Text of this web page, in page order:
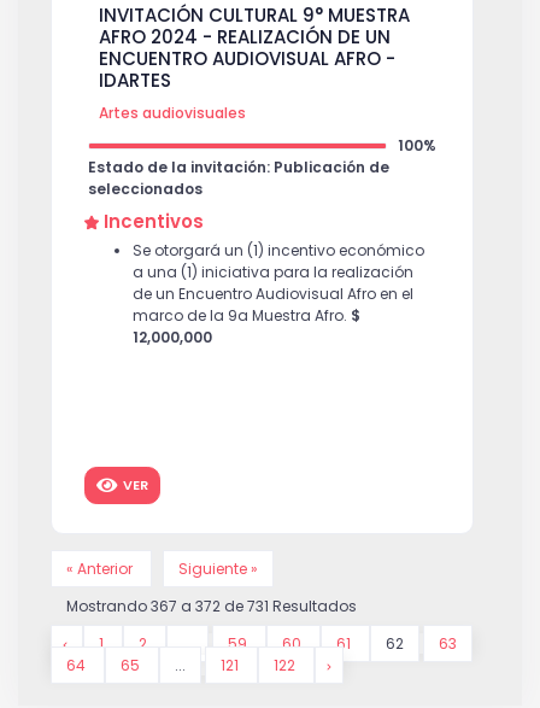
INVITACIÓN CULTURAL 9° MUESTRA
AFRO 2024 - REALIZACIÓN DE UN
ENCUENTRO AUDIOVISUAL AFRO -
IDARTES
Artes audiovisuales
100%
Estado de la invitación: Publicación de
seleccionados
Incentivos
Se otorgará un (1) incentivo económico
a una (1) iniciativa para la realización
de un Encuentro Audiovisual Afro en el
marco de la 9a Muestra Afro. $
12,000,000
VER
« Anterior
Siguiente »
Mostrando367 a 372 de731 Resultados
1
2 59 60 61 62
63
64
65 ... 121 122